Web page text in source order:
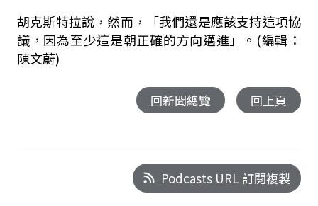
胡克斯特拉說，然而，「我們還是應該支持這項協
議，因為至少這是朝正確的方向邁進」。(編輯：
陳文蔚)
回新聞總覽 回上頁
Podcasts URL 訂閱複製